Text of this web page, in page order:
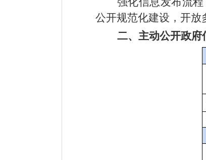
公开规范化建设，开放
二、主动公开政府